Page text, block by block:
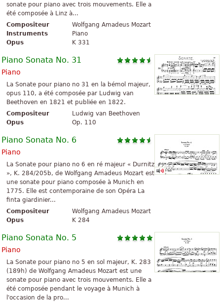
sonate pour piano avec trois mouvements. Elle a
été composée à Linz à...
Compositeur
Wolfgang Amadeus Mozart
Instruments
Piano
Opus
K 331
Piano Sonata No. 31
Piano
La Sonate pour piano no 31 en la bémol majeur,
opus 110, a été composée par Ludwig van
Beethoven en 1821 et publiée en 1822.
Compositeur
Ludwig van Beethoven
Opus
Op. 110
Piano Sonata No. 6
Piano
La Sonate pour piano no 6 en ré majeur « Durnitz
», K. 284/205b, de Wolfgang Amadeus Mozart est
une sonate pour piano composée à Munich en
1775. Elle est contemporaine de son Opéra La
finta giardinier...
Compositeur
Wolfgang Amadeus Mozart
Opus
K 284
Piano Sonata No. 5
Piano
La Sonate pour piano no 5 en sol majeur, K. 283
(189h) de Wolfgang Amadeus Mozart est une
sonate pour piano avec trois mouvements. Elle a
été composée pendant le voyage à Munich à
l'occasion de la pro...